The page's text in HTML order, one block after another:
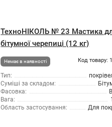
ТехноНІКОЛЬ № 23 Мастика
бітумної черепиці (12 кг)
Немає в наявності Код товару:
Тип:
Суміші за складом:
Фасовка:
Вага:
Область застосування:
Для